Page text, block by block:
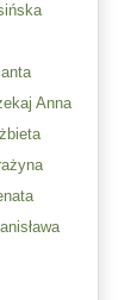
Anna